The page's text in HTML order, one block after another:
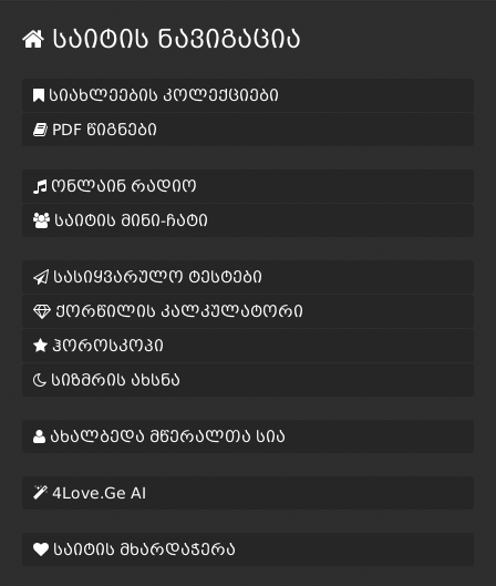
საიტის ნავიგაცია
სიახლეების კოლექციები
PDF წიგნები
ონლაინ რადიო
საიტის მინი-ჩატი
სასიყვარულო ტესტები
ქორწილის კალკულატორი
ჰოროსკოპი
სიზმრის ახსნა
ახალბედა მწერალთა სია
4Love.Ge AI
საიტის მხარდაჭერა